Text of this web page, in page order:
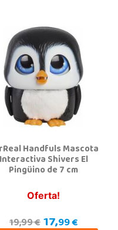
Alfafar
Handfuls Mascota
Interactiva Shivers El
Pingüino de 7 cm
Oferta!
19,99 €17,99 €